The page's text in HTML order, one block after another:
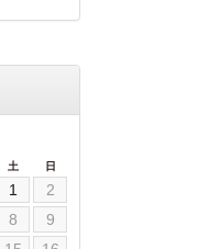
土 日
1
2
8
9